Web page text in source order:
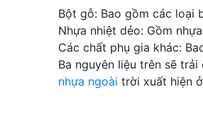
Bột gỗ: Bao gồm các loại
Nhựa nhiệt dẻo: Gồm
Các chất phụ gia khác:
Ba nguyên liệu trên sẽ
nhựa ngoài trời xuất hiện